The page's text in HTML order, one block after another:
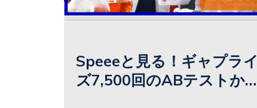
Speeeと見る！ギャプライ
ズ7,500回のABテストから